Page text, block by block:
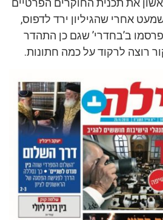
את תכנית החוקרים הפרטיים
אחרי שהגיליון ירד לדפוס,
ב’בחדרי’ שגם כן התהדר
רוצה לרקוד על כמה חתונות.